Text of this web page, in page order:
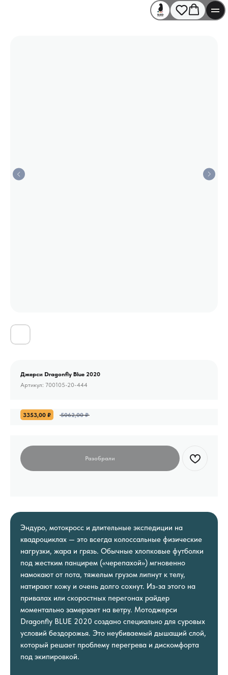
Джерси Dragonfly Blue 2020
Артикул: 700105-20-444
3353,00 ₽ 5062,00 ₽
Эндуро, мотокросс и длительные экспедиции на
квадроциклах — это всегда колоссальные физические
нагрузки, жара и грязь. Обычные хлопковые футболки
под жестким панцирем («черепахой») мгновенно
намокают от пота, тяжелым грузом липнут к телу,
натирают кожу и очень долго сохнут. Из-за этого на
привалах или скоростных перегонах райдер
моментально замерзает на ветру. Мотоджерси
Dragonfly BLUE 2020 создано специально для суровых
условий бездорожья. Это неубиваемый дышащий слой,
который решает проблему перегрева и дискомфорта
под экипировкой.